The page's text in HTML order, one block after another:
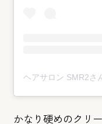
ヘアサロン SMR2さ
かなり硬めのクリ